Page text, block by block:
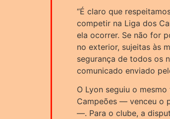
“É claro que
competir na Liga dos
ela ocorrer. Se não for
no exterior, sujeitas às
segurança de todos os
comunicado enviado
O Lyon seguiu o
Campeões — venceu o
—. Para o clube, a